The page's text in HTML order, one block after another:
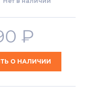
₽
О НАЛИЧИИ